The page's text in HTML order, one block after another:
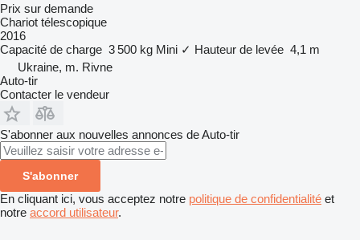
Prix sur demande
Chariot télescopique
2016
Capacité de charge 3 500 kg Mini ✓ Hauteur de levée 4,1 m
Ukraine, m. Rivne
Auto-tir
Contacter le vendeur
S'abonner aux nouvelles annonces de Auto-tir
S'abonner
En cliquant ici, vous acceptez notre politique de confidentialité et
notre accord utilisateur.